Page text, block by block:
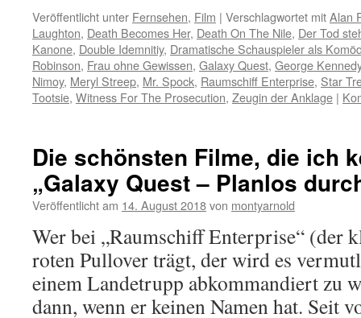
Veröffentlicht unter Fernsehen, Film | Verschlagwortet mitAlan
Laughton, Death Becomes Her, Death On The Nile, Der Tod
Kanone, Double Idemnitiy, Dramatische Schauspieler als
Robinson, Frau ohne Gewissen, Galaxy Quest, George Kennedy
Nimoy, Meryl Streep, Mr. Spock, Raumschiff Enterprise, Star
Tootsie, Witness For The Prosecution, Zeugin der Anklage |
Die schönsten Filme, die ich
„Galaxy Quest – Planlos
Veröffentlicht am 14. August 2018von montyarnold
Wer bei „Raumschiff Enterprise“ (der
roten Pullover trägt, der wird es
einem Landetrupp abkommandiert zu
dann, wenn er keinen Namen hat. Seit